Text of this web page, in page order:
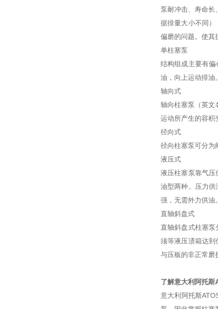
泵耐冲击、寿命长
据排量大小不同
偏磨的问题。使其
单柱塞泵
结构组成主要有
油，向上运动排油
轴向式
轴向柱塞泵（英文
运动所产生的容积
径向式
径向柱塞泵可分为
液压式
液压柱塞泵靠气
油型两种。压力
强，无需外力供油
直轴斜盘式
直轴斜盘式柱塞
须等液压渍箱达
与压板的非正常磨
了解意大利阿托斯
意大利阿托斯